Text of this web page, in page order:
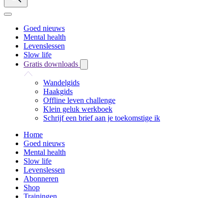
Goed nieuws
Mental health
Levenslessen
Slow life
Gratis downloads
Wandelgids
Haakgids
Offline leven challenge
Klein geluk werkboek
Schrijf een brief aan je toekomstige ik
Home
Goed nieuws
Mental health
Slow life
Levenslessen
Abonneren
Shop
Trainingen